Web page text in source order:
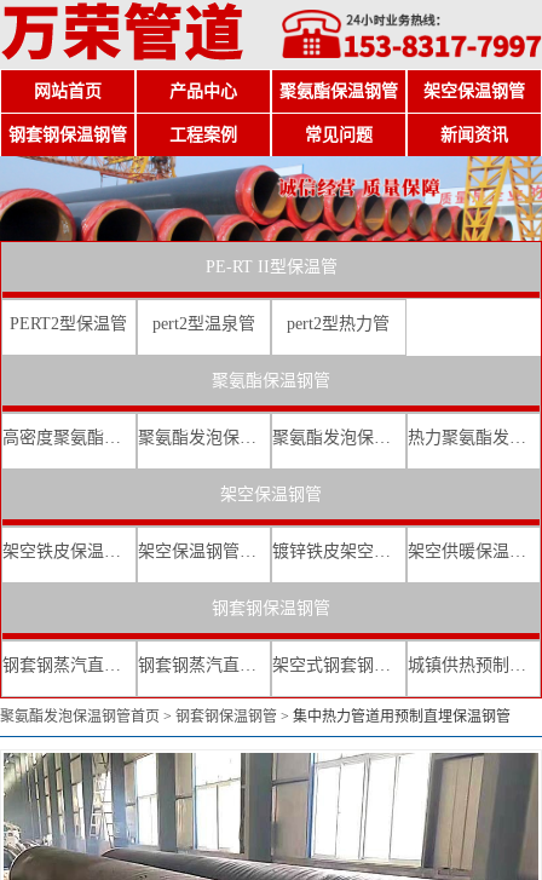
网站首页 产品中心 聚氨酯保温钢管 架空保温钢管
钢套钢保温钢管 工程案例 常见问题 新闻资讯
PE-RT II型保温管
PERT2型保温管 pert2型温泉管 pert2型热力管
聚氨酯保温钢管
高密度聚氨酯发泡保温钢管 聚氨酯发泡保温钢管厂家 聚氨酯发泡保温钢管价格 热力聚氨酯发泡直埋保温钢管
架空保温钢管
架空铁皮保温钢管 架空保温钢管厂家 镀锌铁皮架空保温管 架空供暖保温钢管
钢套钢保温钢管
钢套钢蒸汽直埋复合保温管 钢套钢蒸汽直埋保温管厂家 架空式钢套钢保温管 城镇供热预制直埋蒸汽保温管
聚氨酯发泡保温钢管首页 > 钢套钢保温钢管 > 集中热力管道用预制直埋保温钢管